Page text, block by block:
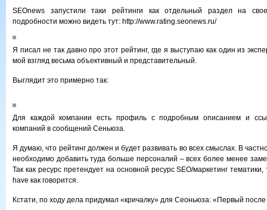
SEOnews запустили таки рейтинги как отдельный раздел на
подробности можно видеть тут: http://www.rating.seonews.ru/
Я писал не так давно про этот рейтинг, где я выступаю как один из
мой взгляд весьма объективный и представительный.
Выглядит это примерно так:
Для каждой компании есть профиль с подробным описанием и
компаний в сообщений Сеньюза.
Я думаю, что рейтинг должен и будет развивать во всех смыслах. В
необходимо добавить туда больше персоналий – всех более менее
Так как ресурс претендует на основной ресурс SEO/маркетинг
have как говорится.
Кстати, по ходу дела придумал «кричалку» для Сеоньюза: «Первый после